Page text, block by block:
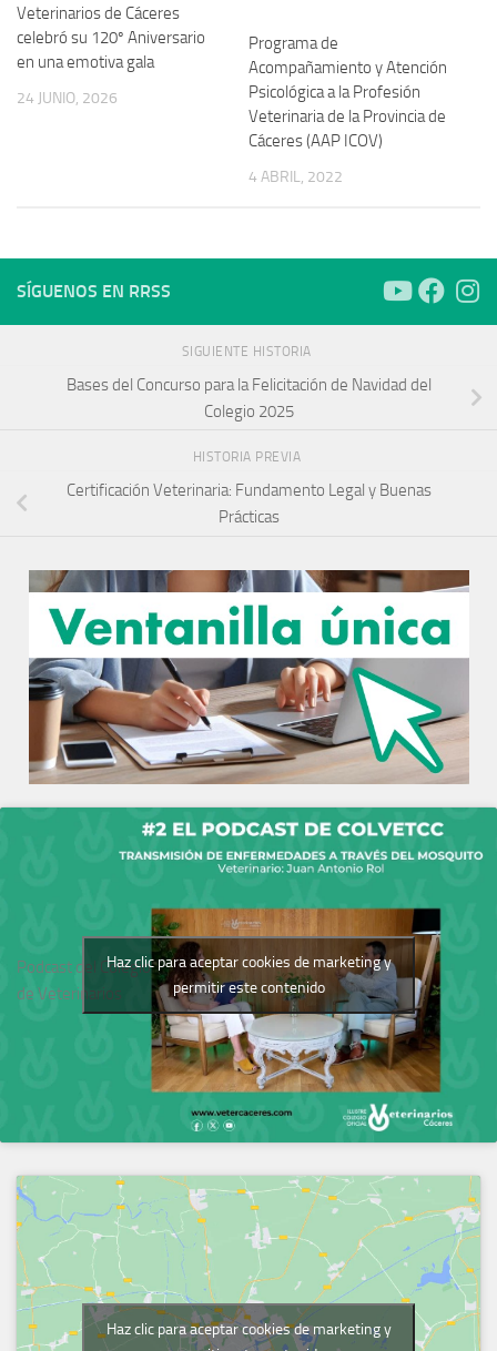
Veterinarios de Cáceres
celebró su 120º Aniversario
en una emotiva gala
24 JUNIO, 2026
Programa de
Acompañamiento y Atención
Psicológica a la Profesión
Veterinaria de la Provincia de
Cáceres (AAP ICOV)
4 ABRIL, 2022
SÍGUENOS EN RRSS
SIGUIENTE HISTORIA
Bases del Concurso para la Felicitación de Navidad del
Colegio 2025
HISTORIA PREVIA
Certificación Veterinaria: Fundamento Legal y Buenas
Prácticas
Podcast del Colegio
de Veterinarios
Haz clic para aceptar cookies de marketing y
permitir este contenido
Haz clic para aceptar cookies de marketing y